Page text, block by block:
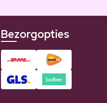
Bezorgopties